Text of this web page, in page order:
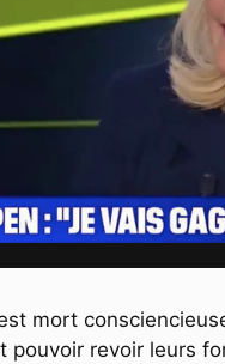
mort
pouvoir revoir leurs